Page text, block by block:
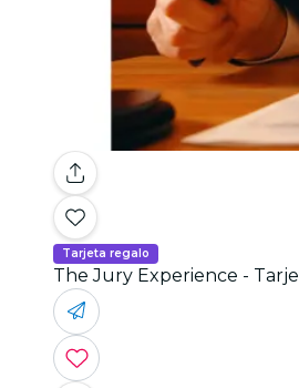
Tarjeta regalo
The Jury Experience -